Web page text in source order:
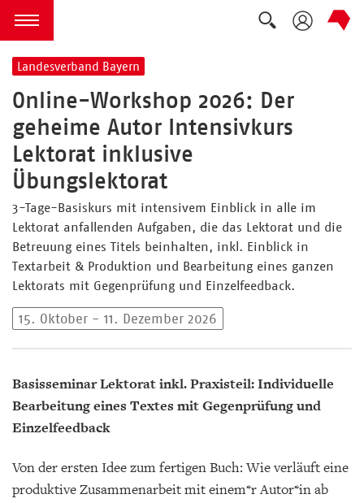
zum Inhalt springen
Menü öffnen
Suche
Landesverband Bayern
Online-Workshop 2026: Der
geheime Autor Intensivkurs
Lektorat inklusive
Übungslektorat
3-Tage-Basiskurs mit intensivem Einblick in alle im
Lektorat anfallenden Aufgaben, die das Lektorat und die
Betreuung eines Titels beinhalten, inkl. Einblick in
Textarbeit & Produktion und Bearbeitung eines ganzen
Lektorats mit Gegenprüfung und Einzelfeedback.
15. Oktober - 11. Dezember 2026
Basisseminar Lektorat inkl. Praxisteil: Individuelle
Bearbeitung eines Textes mit Gegenprüfung und
Einzelfeedback
Von der ersten Idee zum fertigen Buch: Wie verläuft eine
produktive Zusammenarbeit mit einem*r Autor*in ab